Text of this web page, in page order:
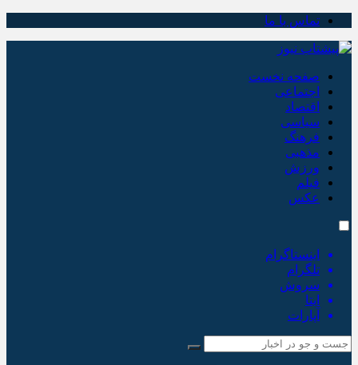
تماس با ما
صفحه نخست
اجتماعی
اقتصاد
سیاسی
فرهنگ
مذهبی
ورزش
فیلم
عکس
اینستاگرام
تلگرام
سروش
ایتا
آپارات